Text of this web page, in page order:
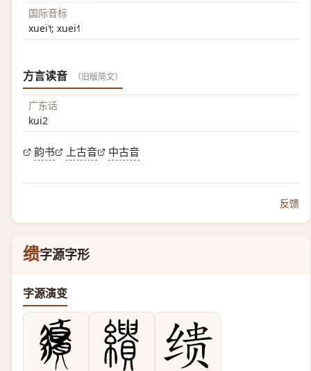
国际音标
xuei˥˧; xuei˧˥
方言读音 （旧版简文）
广东话
kui2
韵书 上古音 中古音
反馈
缋字源字形
字源演变